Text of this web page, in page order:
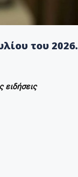
του 2026.
ειδήσεις